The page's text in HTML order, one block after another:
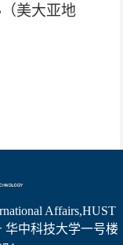
美大亚地
Affairs,HUST
华中科技大学一号楼